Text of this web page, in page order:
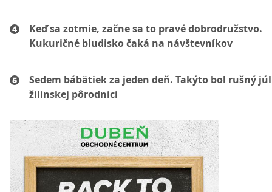
Keď sa zotmie, začne sa to pravé dobrodružstvo.
Kukuričné bludisko čaká na návštevníkov
Sedem bábätiek za jeden deň. Takýto bol rušný
žilinskej pôrodnici